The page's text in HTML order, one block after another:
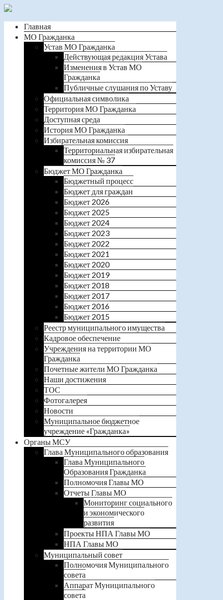
Главная
МО Гражданка
Устав МО Гражданка
Действующая редакция Устава
Изменения в Устав МО
Гражданка
Публичные слушания по Уставу
Официальная символика
Территория МО Гражданка
Доступная среда
История МО Гражданка
Избирательная комиссия
Территориальная избирательная
комиссия № 37
Бюджет МО Гражданка
Бюджетный процесс
Бюджет для граждан
Бюджет 2026
Бюджет 2025
Бюджет 2024
Бюджет 2023
Бюджет 2022
Бюджет 2021
Бюджет 2020
Бюджет 2019
Бюджет 2018
Бюджет 2017
Бюджет 2016
Бюджет 2015
Реестр муниципального имущества
Кадровое обеспечение
Учреждения на территории МО
Гражданка
Почетные жители МО Гражданка
Наши достижения
ТОС
Фотогалерея
Новости
Муниципальное бюджетное
учреждение «Гражданка»
Органы МСУ
Глава Муниципального образования
Глава Муниципального
Образования Гражданка
Полномочия Главы МО
Отчеты Главы МО
Мониторинг социального
и экономического
развития
Проекты НПА Главы МО
НПА Главы МО
Муниципальный совет
Полномочия Муниципального
совета
Аппарат Муниципального
совета